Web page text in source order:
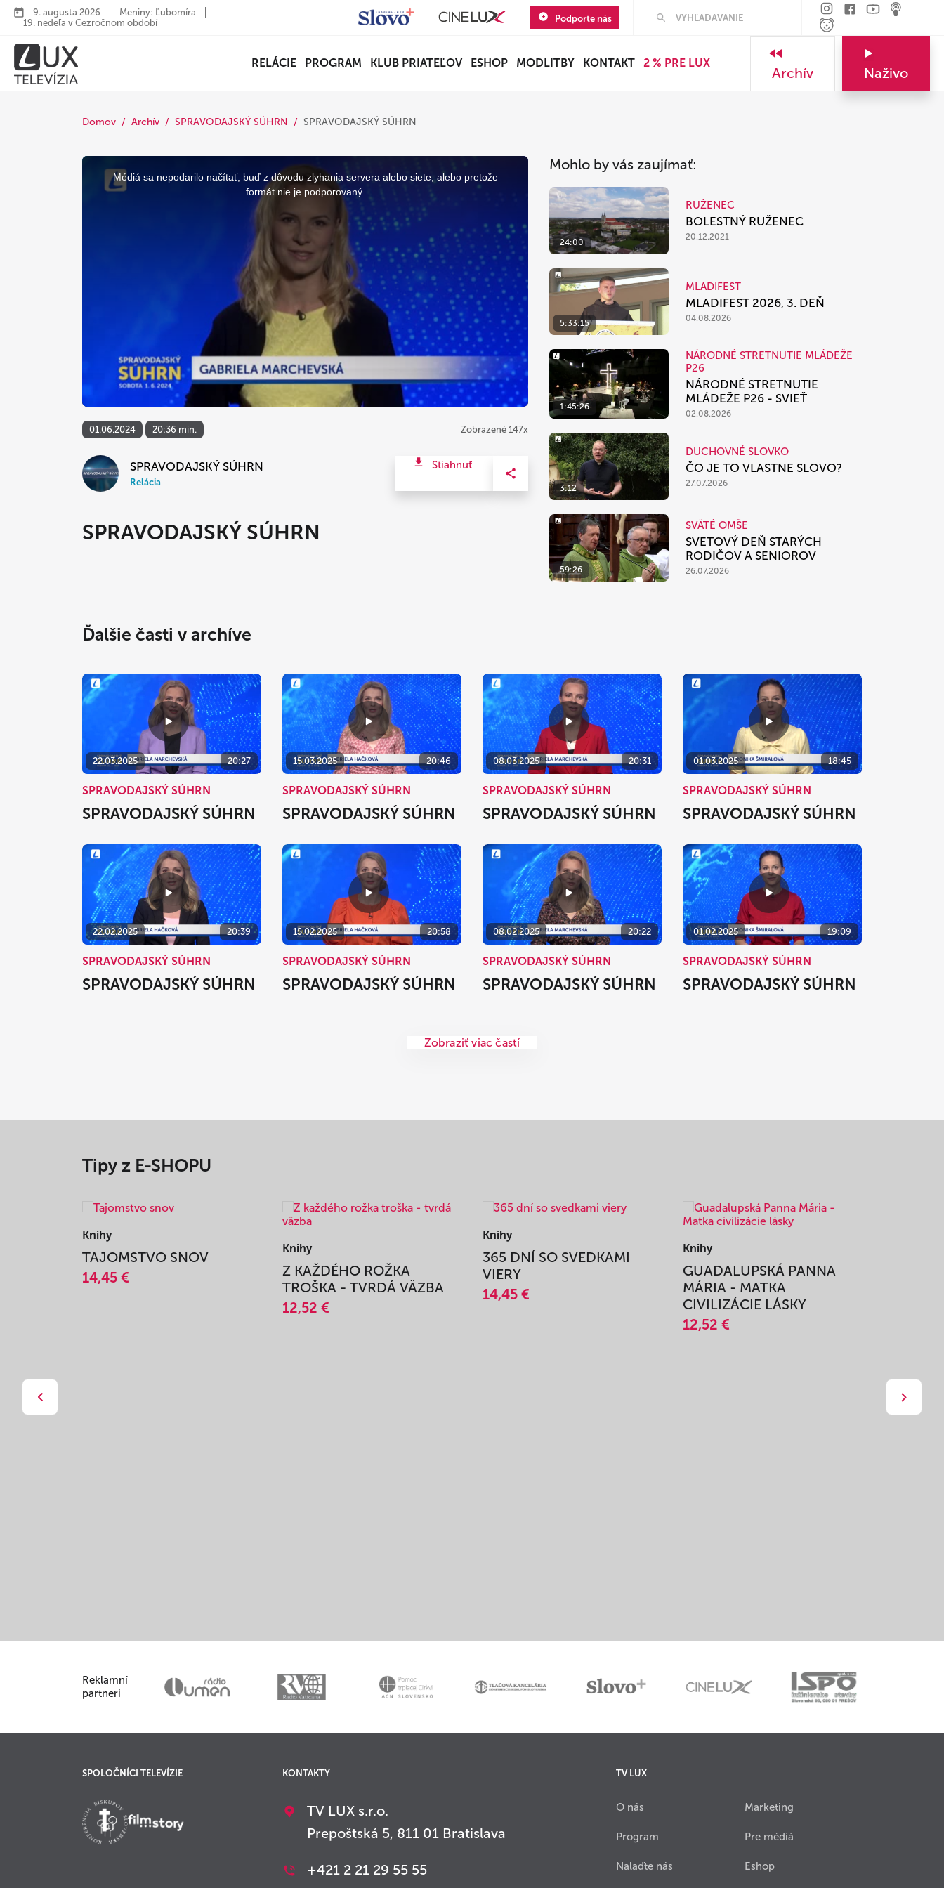
9. augusta 2026
Meniny: Ľubomíra
19. nedeľa v Cezročnom období
Podporte nás
RELÁCIE PROGRAM KLUB PRIATEĽOV ESHOP MODLITBY KONTAKT 2 % PRE LUX
Archív Naživo
Domov Archív SPRAVODAJSKÝ SÚHRN SPRAVODAJSKÝ SÚHRN
This
Médiá sa nepodarilo načítať, buď z dôvodu zlyhania servera alebo siete, alebo pretože
formát nie je podporovaný.
01.06.2024 20:36 min. Zobrazené 147x
SPRAVODAJSKÝ SÚHRN
Relácia
Stiahnuť
SPRAVODAJSKÝ SÚHRN
Mohlo by vás zaujímať:
24:00
RUŽENEC
BOLESTNÝ RUŽENEC
20.12.2021
5:33:15
MLADIFEST
MLADIFEST 2026, 3. DEŇ
04.08.2026
1:45:26
NÁRODNÉ STRETNUTIE MLÁDEŽE
P26
NÁRODNÉ STRETNUTIE
MLÁDEŽE P26 - SVIEŤ
02.08.2026
3:12
DUCHOVNÉ SLOVKO
ČO JE TO VLASTNE SLOVO?
27.07.2026
59:26
SVÄTÉ OMŠE
SVETOVÝ DEŇ STARÝCH
RODIČOV A SENIOROV
26.07.2026
Ďalšie časti v archíve
22.03.2025 20:27
SPRAVODAJSKÝ SÚHRN
SPRAVODAJSKÝ SÚHRN
15.03.2025 20:46
SPRAVODAJSKÝ SÚHRN
SPRAVODAJSKÝ SÚHRN
08.03.2025 20:31
SPRAVODAJSKÝ SÚHRN
SPRAVODAJSKÝ SÚHRN
01.03.2025 18:45
SPRAVODAJSKÝ SÚHRN
SPRAVODAJSKÝ SÚHRN
22.02.2025 20:39
SPRAVODAJSKÝ SÚHRN
SPRAVODAJSKÝ SÚHRN
15.02.2025 20:58
SPRAVODAJSKÝ SÚHRN
SPRAVODAJSKÝ SÚHRN
08.02.2025 20:22
SPRAVODAJSKÝ SÚHRN
SPRAVODAJSKÝ SÚHRN
01.02.2025 19:09
SPRAVODAJSKÝ SÚHRN
SPRAVODAJSKÝ SÚHRN
Zobraziť viac častí
Tipy z E-SHOPU
Knihy
TAJOMSTVO SNOV
14,45 €
Knihy
Z KAŽDÉHO ROŽKA
TROŠKA - TVRDÁ VÄZBA
12,52 €
Knihy
365 DNÍ SO SVEDKAMI
VIERY
14,45 €
Knihy
GUADALUPSKÁ PANNA
MÁRIA - MATKA
CIVILIZÁCIE LÁSKY
12,52 €
Reklamní
partneri
SPOLOČNÍCI TELEVÍZIE KONTAKTY
TV LUX s.r.o.
Prepoštská 5, 811 01 Bratislava
+421 2 21 29 55 55
TV LUX
O nás
Program
Nalaďte nás
Marketing
Pre médiá
Eshop